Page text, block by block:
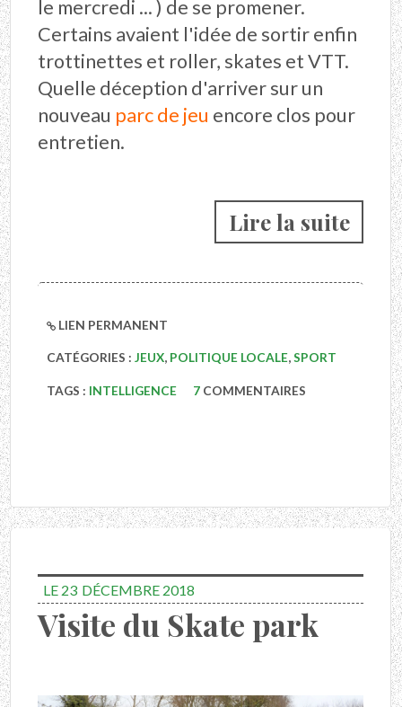
le mercredi ... ) de se promener.
Certains avaient l'idée de sortir enfin
trottinettes et roller, skates et VTT.
Quelle déception d'arriver sur un
nouveau parc de jeu encore clos pour
entretien.
Lire la suite
LIEN PERMANENT
CATÉGORIES : JEUX, POLITIQUE LOCALE,SPORT
TAGS : INTELLIGENCE 7 COMMENTAIRES
LE 23 DÉCEMBRE 2018
Visite du Skate park